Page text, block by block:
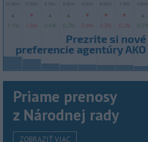
Priame prenosy
z Národnej rady
ZOBRAZIŤ VIAC